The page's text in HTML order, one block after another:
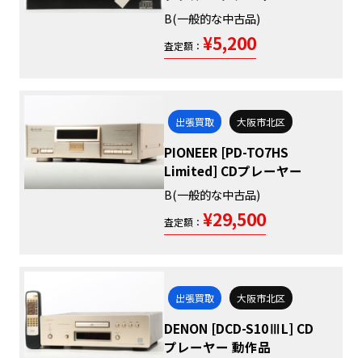
B(一般的な中古品)
査定額： ¥5,200
出張買取 大阪市北区
PIONEER [PD-TO7HS
Limited] CDプレーヤー
B(一般的な中古品)
査定額： ¥29,500
出張買取 大阪市北区
DENON [DCD-S10ⅢL] CD
プレーヤー 動作品